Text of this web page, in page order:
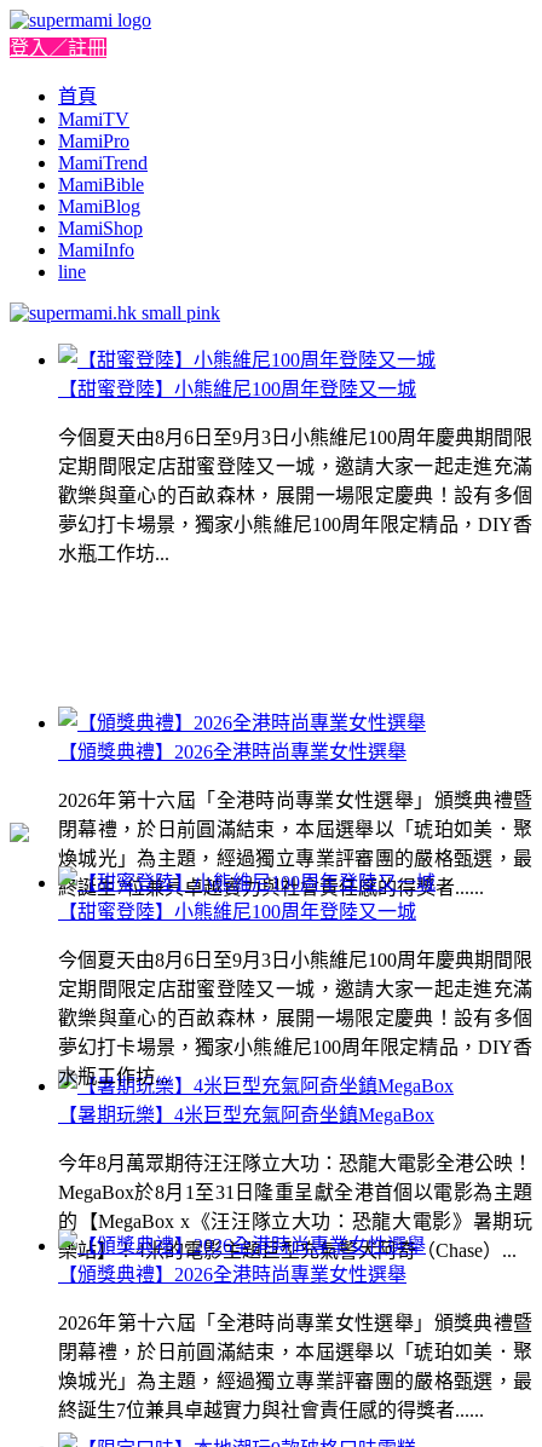
登入／註冊
首頁
MamiTV
MamiPro
MamiTrend
MamiBible
MamiBlog
MamiShop
MamiInfo
line
【甜蜜登陸】小熊維尼100周年登陸又一城
今個夏天由8月6日至9月3日小熊維尼100周年慶典期間限
定期間限定店甜蜜登陸又一城，邀請大家一起走進充滿
歡樂與童心的百畝森林，展開一場限定慶典！設有多個
夢幻打卡場景，獨家小熊維尼100周年限定精品，DIY香
水瓶工作坊...
【頒獎典禮】2026全港時尚專業女性選舉
2026年第十六屆「全港時尚專業女性選舉」頒獎典禮暨
閉幕禮，於日前圓滿結束，本屆選舉以「琥珀如美．聚
煥城光」為主題，經過獨立專業評審團的嚴格甄選，最
終誕生7位兼具卓越實力與社會責任感的得獎者......
【暑期玩樂】4米巨型充氣阿奇坐鎮MegaBox
今年8月萬眾期待汪汪隊立大功：恐龍大電影全港公映！
MegaBox於8月1至31日隆重呈獻全港首個以電影為主題
的【MegaBox x《汪汪隊立大功：恐龍大電影》暑期玩
樂站】！4米的電影主題巨型充氣警犬阿奇（Chase）...
【甜蜜登陸】小熊維尼100周年登陸又一城
今個夏天由8月6日至9月3日小熊維尼100周年慶典期間限
定期間限定店甜蜜登陸又一城，邀請大家一起走進充滿
歡樂與童心的百畝森林，展開一場限定慶典！設有多個
夢幻打卡場景，獨家小熊維尼100周年限定精品，DIY香
水瓶工作坊...
【頒獎典禮】2026全港時尚專業女性選舉
2026年第十六屆「全港時尚專業女性選舉」頒獎典禮暨
閉幕禮，於日前圓滿結束，本屆選舉以「琥珀如美．聚
煥城光」為主題，經過獨立專業評審團的嚴格甄選，最
終誕生7位兼具卓越實力與社會責任感的得獎者......